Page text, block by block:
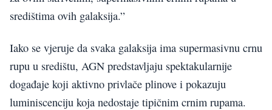
središtima ovih galaksija.”
Iako se vjeruje da svaka galaksija ima supermasivnu crnu
rupu u središtu, AGN predstavljaju spektakularnije
događaje koji aktivno privlače plinove i pokazuju
luminiscenciju koja nedostaje tipičnim crnim rupama.